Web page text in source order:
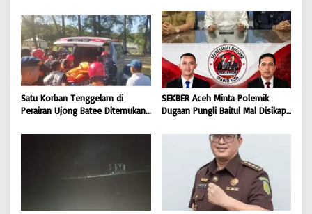
Masyarakat |
BONGKAR’Perkara.com
Masyarakat Diminta Hentikan
Penyebaran Hoaks | BONGKAR
‘Perkara.com
Satu Korban Tenggelam di
Perairan Ujong Batee Ditemukan,
Pencarian Satu Korban Lain |
SEKBER Aceh Minta Polemik
Dugaan Pungli Baitul Mal Disikapi
Hukum terhadap Oknum |
BONGKAR ‘Perkara.com